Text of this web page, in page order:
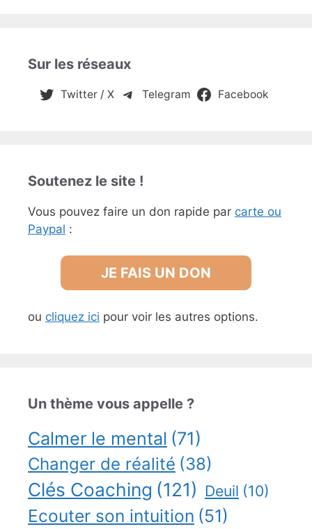
Sur les réseaux
Twitter / X Telegram Facebook
Soutenez le site !
Vous pouvez faire un don rapide par carte ou
Paypal :
JE FAIS UN DON
ou cliquez ici pour voir les autres options.
Un thème vous appelle ?
Calmer le mental (71)
Changer de réalité (38)
Clés Coaching (121) Deuil (10)
Ecouter son intuition (51)